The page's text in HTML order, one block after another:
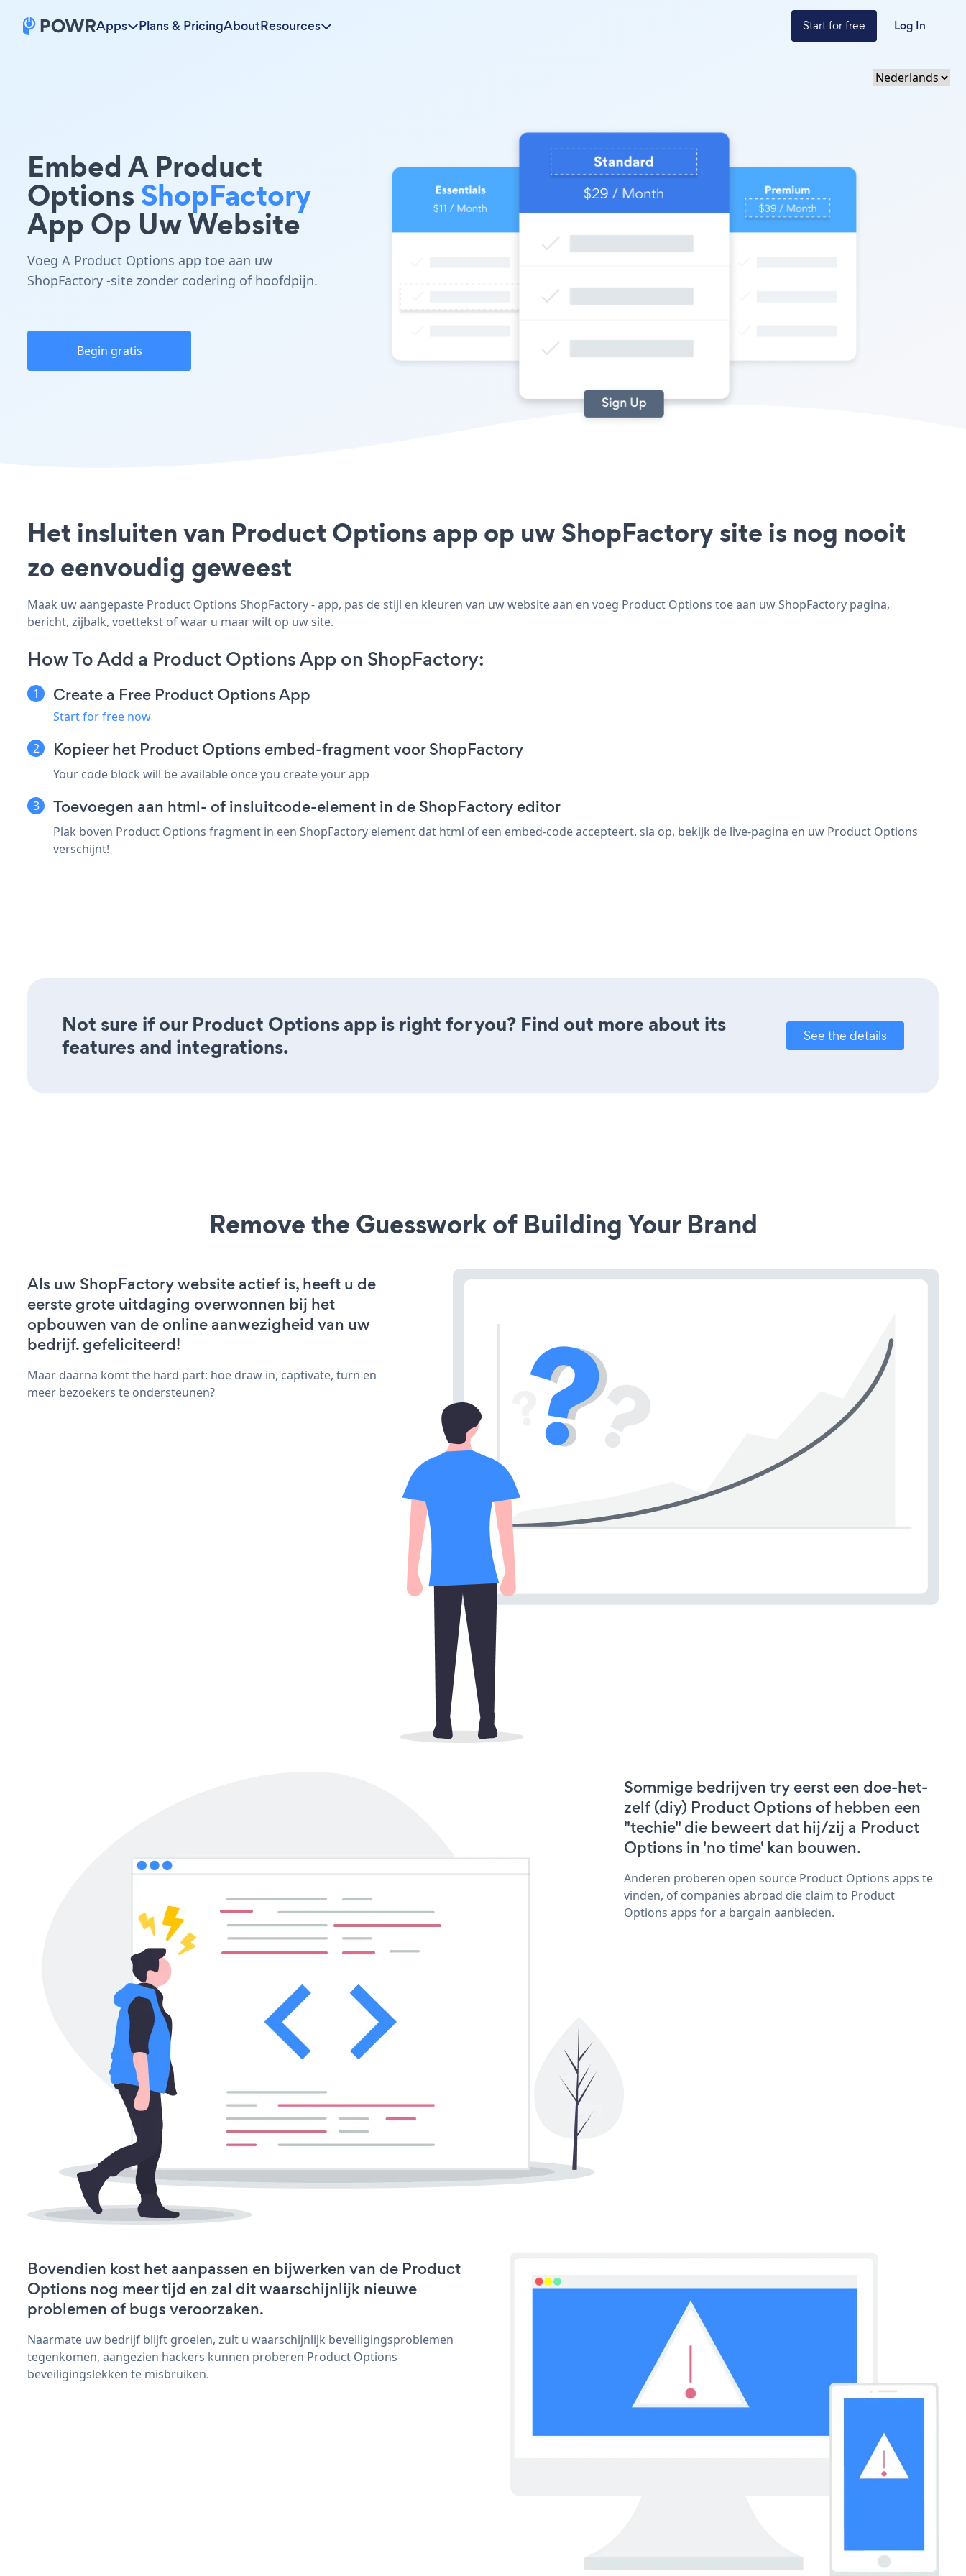
Apps Plans & PricingAboutResources Start for free Log In
Embed A Product
OptionsShopFactory
App Op Uw Website
Voeg A Product Options app toe aan uw
ShopFactory -site zonder codering of hoofdpijn.
Begin gratis
Het insluiten van Product Options app op uw ShopFactory site is nog nooit
zo eenvoudig geweest
Maak uw aangepaste Product Options ShopFactory - app, pas de stijl en kleuren van uw website aan en voeg Product Options toe aan uw ShopFactory pagina,
bericht, zijbalk, voettekst of waar u maar wilt op uw site.
How To Add a Product Options App on ShopFactory:
Create a Free Product Options App
Start for free now
Kopieer het Product Options embed-fragment voor ShopFactory
Your code block will be available once you create your app
Toevoegen aan html- of insluitcode-element in de ShopFactory editor
Plak boven Product Options fragment in een ShopFactory element dat html of een embed-code accepteert. sla op, bekijk de live-pagina en uw Product Options
verschijnt!
Not sure if our Product Options app is right for you? Find out more about its
features and integrations.
See the details
Remove the Guesswork of Building Your Brand
Als uw ShopFactory website actief is, heeft u de
eerste grote uitdaging overwonnen bij het
opbouwen van de online aanwezigheid van uw
bedrijf. gefeliciteerd!
Maar daarna komt the hard part: hoe draw in, captivate, turn en
meer bezoekers te ondersteunen?
Sommige bedrijven try eerst een doe-het-
zelf (diy) Product Options of hebben een
"techie" die beweert dat hij/zij a Product
Options in 'no time' kan bouwen.
Anderen proberen open source Product Options apps te
vinden, of companies abroad die claim to Product
Options apps for a bargain aanbieden.
Bovendien kost het aanpassen en bijwerken van de Product
Options nog meer tijd en zal dit waarschijnlijk nieuwe
problemen of bugs veroorzaken.
Naarmate uw bedrijf blijft groeien, zult u waarschijnlijk beveiligingsproblemen
tegenkomen, aangezien hackers kunnen proberen Product Options
beveiligingslekken te misbruiken.